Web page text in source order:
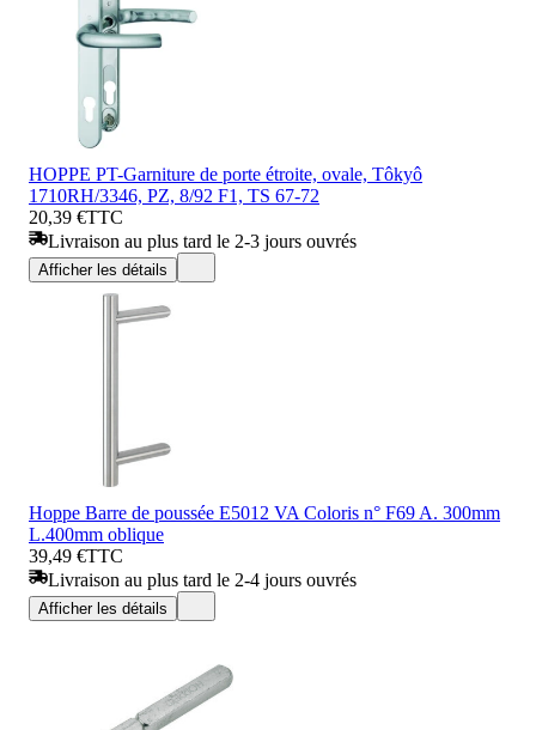
HOPPE PT-Garniture de porte étroite, ovale, Tôkyô
1710RH/3346, PZ, 8/92 F1, TS 67-72
20,39 €TTC
Livraison au plus tard le 2-3 jours ouvrés
Afficher les détails
Hoppe Barre de poussée E5012 VA Coloris n° F69 A. 300mm
L.400mm oblique
39,49 €TTC
Livraison au plus tard le 2-4 jours ouvrés
Afficher les détails